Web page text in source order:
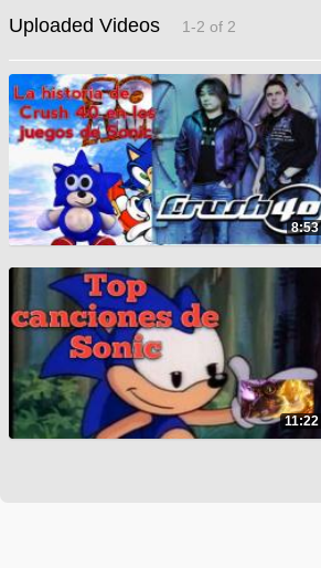
Uploaded Videos 1-2 of 2
8:53
11:22